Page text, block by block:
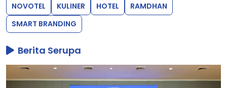
NOVOTEL KULINER HOTEL
RAMDHAN
SMART BRANDING
Berita Serupa